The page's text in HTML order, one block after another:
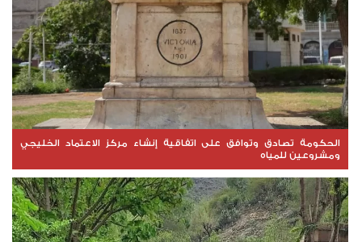
الحكومة تصادق وتوافق على اتفاقية إنشاء مركز الاعتماد الخليجي
ومشروعين للمياه